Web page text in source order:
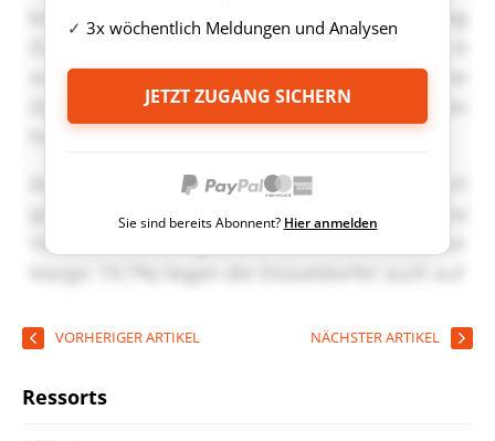
3x wöchentlich Meldungen und Analysen
JETZT ZUGANG SICHERN
Sie sind bereits Abonnent? Hier anmelden
VORHERIGER ARTIKEL NÄCHSTER ARTIKEL
Ressorts